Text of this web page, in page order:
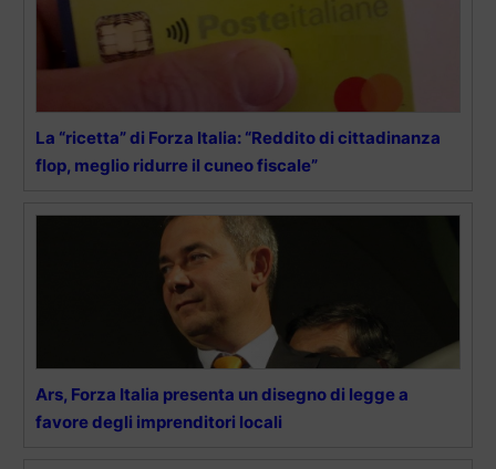
La “ricetta” di Forza Italia: “Reddito di cittadinanza
flop, meglio ridurre il cuneo fiscale”
Ars, Forza Italia presenta un disegno di legge a
favore degli imprenditori locali